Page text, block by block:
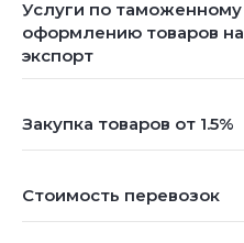
Услуги по таможенному
оформлению товаров на
экспорт
Закупка товаров от 1.5%
Стоимость перевозок